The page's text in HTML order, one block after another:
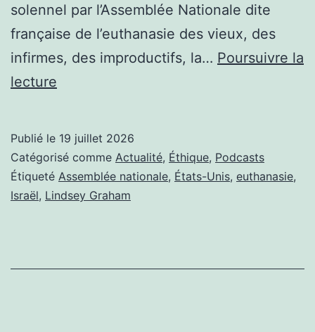
solennel par l’Assemblée Nationale dite
française de l’euthanasie des vieux, des
infirmes, des improductifs, la… Poursuivre la
lecture
1
PARTOUT
LA
CENTRE
Publié le 19 juillet 2026
Catégorisé comme Actualité, Éthique, Podcasts
Étiqueté Assemblée nationale, États-Unis, euthanasie,
Israël, Lindsey Graham